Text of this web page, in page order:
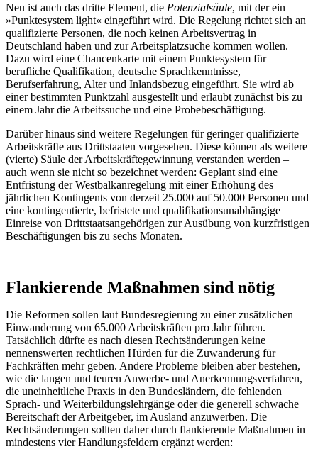
Neu ist auch das dritte Element, die Potenzialsäule, mit der ein
»Punktesystem light« eingeführt wird. Die Regelung richtet sich an
qualifizierte Personen, die noch keinen Arbeitsvertrag in
Deutschland haben und zur Arbeitsplatzsuche kommen wollen.
Dazu wird eine Chancenkarte mit einem Punktesystem für
berufliche Qualifikation, deutsche Sprachkenntnisse,
Berufserfahrung, Alter und Inlandsbezug eingeführt. Sie wird ab
einer bestimmten Punktzahl ausgestellt und erlaubt zunächst bis zu
einem Jahr die Arbeitssuche und eine Probebeschäftigung.
Darüber hinaus sind weitere Regelungen für geringer qualifizierte
Arbeitskräfte aus Drittstaaten vorgesehen. Diese können als weitere
(vierte) Säule der Arbeitskräftegewinnung verstanden werden –
auch wenn sie nicht so bezeichnet werden: Geplant sind eine
Entfristung der Westbalkanregelung mit einer Erhöhung des
jährlichen Kontingents von derzeit 25.000 auf 50.000 Personen und
eine kontingentierte, befristete und qualifikationsunabhängige
Einreise von Drittstaatsangehörigen zur Ausübung von kurzfristigen
Beschäftigungen bis zu sechs Monaten.
Flankierende Maßnahmen sind nötig
Die Reformen sollen laut Bundesregierung zu einer zusätzlichen
Einwanderung von 65.000 Arbeitskräften pro Jahr führen.
Tatsächlich dürfte es nach diesen Rechtsänderungen keine
nennenswerten rechtlichen Hürden für die Zuwanderung für
Fachkräften mehr geben. Andere Probleme bleiben aber bestehen,
wie die langen und teuren Anwerbe- und Anerkennungsverfahren,
die uneinheitliche Praxis in den Bundesländern, die fehlenden
Sprach- und Weiterbildungslehrgänge oder die generell schwache
Bereitschaft der Arbeitgeber, im Ausland anzuwerben. Die
Rechtsänderungen sollten daher durch flankierende Maßnahmen in
mindestens vier Handlungsfeldern ergänzt werden: